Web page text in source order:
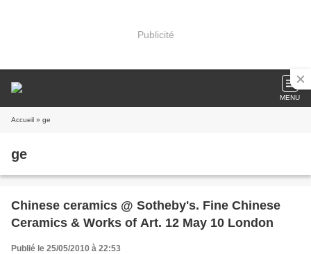
Publicité
MENU
Accueil » ge
ge
Chinese ceramics @ Sotheby's. Fine Chinese
Ceramics & Works of Art. 12 May 10 London
Publié le 25/05/2010 à 22:53